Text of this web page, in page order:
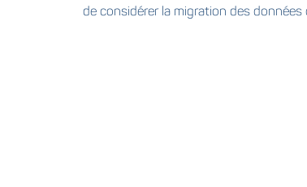
de considérer la migration des